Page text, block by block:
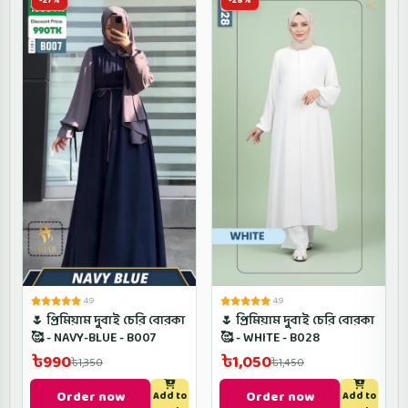
4.9
🌷 প্রিমিয়াম দুবাই চেরি বোরকা
🥰 - NAVY-BLUE - B007
৳990৳1,350
Order now
Add to
4.9
🌷 প্রিমিয়াম দুবাই চেরি বোরকা
🥰 - WHITE - B028
৳1,050৳1,450
Order now
Add to